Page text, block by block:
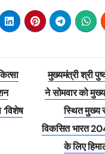
मुख्यमंत्री श्री
ने सोमवार को
स्थित मुख्य
विकसित भारत
के लिए